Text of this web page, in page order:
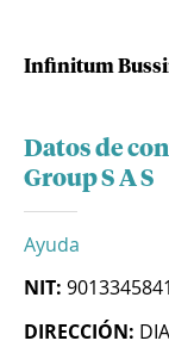
Infinitum
Datos de
Group S A S
Ayuda
NIT: 9013345841
DIRECCIÓN: